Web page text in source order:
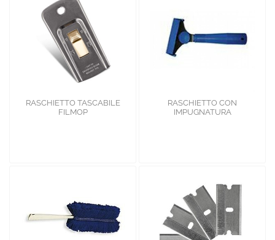
RASCHIETTO TASCABILE
FILMOP
RASCHIETTO CON
IMPUGNATURA